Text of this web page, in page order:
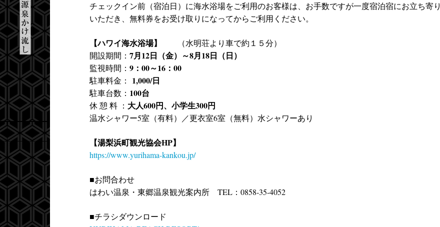
チェックイン前（宿泊日）に海水浴場をご利用のお客様は、お手数ですが一度宿泊宿にお立ち寄り
いただき、無料券をお受け取りになってからご利用ください。
【ハワイ海水浴場】
（水明荘より車で約１５分）
開設期間： 7月12日（金）～8月18日（日）
監視時間： 9：00～16：00
駐車料金： 1,000/日
駐車台数： 100台
休 憩 料 ： 大人600円、小学生300円
温水シャワー5室（有料）／更衣室6室（無料）水シャワーあり
【湯梨浜町観光協会HP】
https://www.yurihama-kankou.jp/
■お問合わせ
はわい温泉・東郷温泉観光案内所 TEL：0858-35-4052
■チラシダウンロード